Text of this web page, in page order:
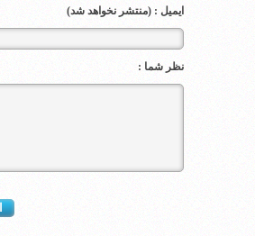
ایمیل : (منتشر نخواهد شد)
نظر شما :